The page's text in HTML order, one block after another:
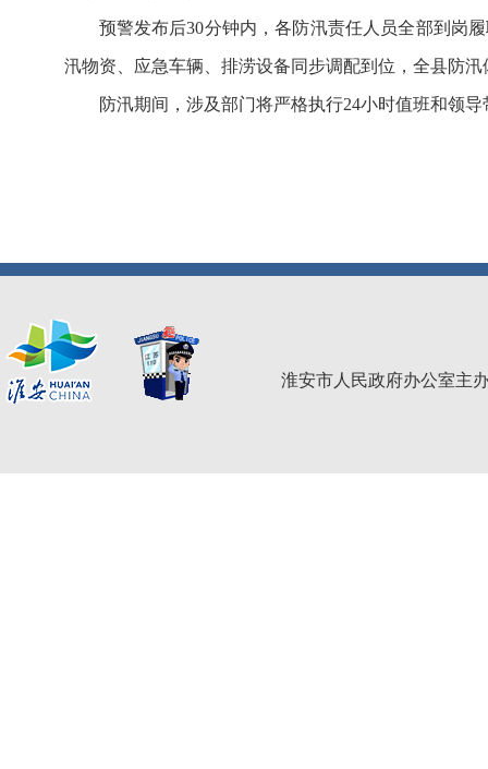
预警发布后30分钟内，各防汛责任人员全部到岗
汛物资、应急车辆、排涝设备同步调配到位，全县防
防汛期间，涉及部门将严格执行24小时值班和领
淮安市人民政府办公室主